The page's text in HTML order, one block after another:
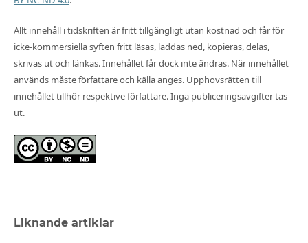
Allt innehåll i tidskriften är fritt tillgängligt utan kostnad och får för
icke-kommersiella syften fritt läsas, laddas ned, kopieras, delas,
skrivas ut och länkas. Innehållet får dock inte ändras. När innehållet
används måste författare och källa anges. Upphovsrätten till
innehållet tillhör respektive författare. Inga publiceringsavgifter tas
ut.
Liknande artiklar